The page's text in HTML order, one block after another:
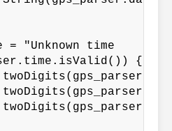
= "Unknown time    ";
{